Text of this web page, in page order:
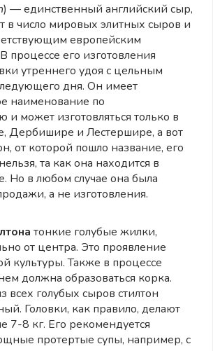
) — единственный английский сыр,
в число мировых элитных сыров и
европейским
процессе его изготовления
утреннего удоя с цельным
дня. Он имеет
наименование по
может изготовляться только в
Дербишире и Лестершире, а вот
от которой пошло название, его
та как она находится в
в любом случае она была
а не изготовления.
тонкие голубые жилки,
от центра. Это проявление
культуры. Также в процессе
должна образоваться корка.
всех голубых сыров стилтон
Головки, как правило, делают
7-8 кг. Его рекомендуется
протертые супы, например, с